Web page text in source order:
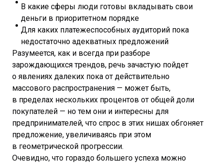
В какие сферы люди готовы вкладывать свои
деньги в приоритетном порядке
Для каких платежеспособных аудиторий пока
недостаточно адекватных предложений
Разумеется, как и всегда при разборе
зарождающихся трендов, речь зачастую пойдет
о явлениях далеких пока от действительно
массового распространения — может быть,
в пределах нескольких процентов от общей доли
покупателей — но тем они и интересны для
предпринимателей, что спрос в этих нишах обгоняет
предложение, увеличиваясь при этом
в геометрической прогрессии.
Очевидно, что гораздо большего успеха можно